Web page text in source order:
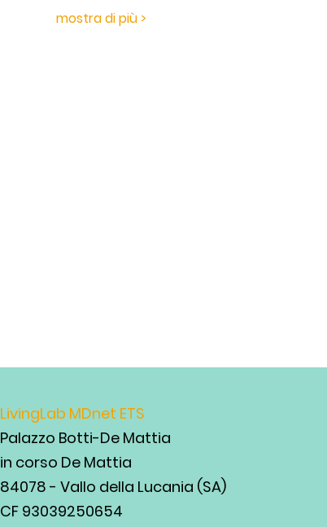
mostra di più >
LivingLab MDnet ETS
Palazzo Botti-De Mattia
in corso De Mattia
84078 - Vallo della Lucania (SA)
CF 93039250654